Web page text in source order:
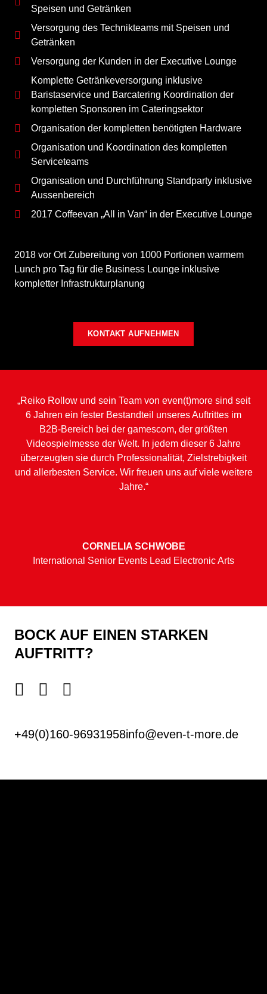
Speisen und Getränken
Versorgung des Technikteams mit Speisen und
Getränken
Versorgung der Kunden in der Executive Lounge
Komplette Getränkeversorgung inklusive
Baristaservice und Barcatering Koordination der
kompletten Sponsoren im Cateringsektor
Organisation der kompletten benötigten Hardware
Organisation und Koordination des kompletten
Serviceteams
Organisation und Durchführung Standparty inklusive
Aussenbereich
2017 Coffeevan „All in Van“ in der Executive Lounge
2018 vor Ort Zubereitung von 1000 Portionen warmem
Lunch pro Tag für die Business Lounge inklusive
kompletter Infrastrukturplanung
KONTAKT AUFNEHMEN
„Reiko Rollow und sein Team von even(t)more sind seit
6 Jahren ein fester Bestandteil unseres Auftrittes im
B2B-Bereich bei der gamescom, der größten
Videospielmesse der Welt. In jedem dieser 6 Jahre
überzeugten sie durch Professionalität, Zielstrebigkeit
und allerbesten Service. Wir freuen uns auf viele weitere
Jahre.“
CORNELIA SCHWOBE
International Senior Events Lead Electronic Arts
BOCK AUF EINEN STARKEN
AUFTRITT?
+49(0)160-96931958info@even-t-more.de